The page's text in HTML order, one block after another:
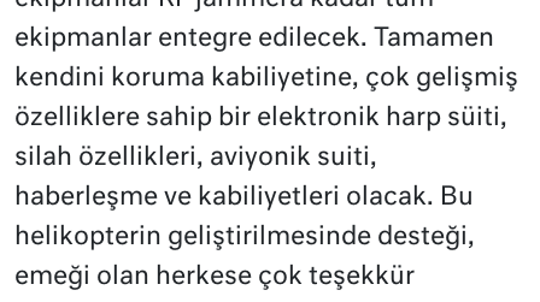
ekipmanlar entegre edilecek. Tamamen
kendini koruma kabiliyetine, çok gelişmiş
özelliklere sahip bir elektronik harp süiti,
silah özellikleri, aviyonik suiti,
haberleşme ve kabiliyetleri olacak. Bu
helikopterin geliştirilmesinde desteği,
emeği olan herkese çok teşekkür